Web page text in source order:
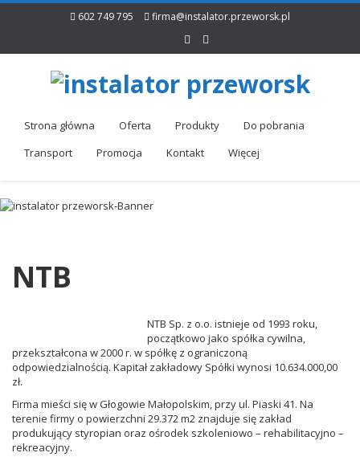
602 749 795 firma@instalator.przeworsk.pl
Strona główna Oferta Produkty
Do pobrania
Transport
Promocja Kontakt Więcej
NTB
NTB Sp. z o.o. istnieje od 1993 roku,
początkowo jako spółka cywilna,
przekształcona w 2000 r. w spółkę z ograniczoną
odpowiedzialnością. Kapitał zakładowy Spółki wynosi 10.634.000,00
zł.
Firma mieści się w Głogowie Małopolskim, przy ul. Piaski 41. Na
terenie firmy o powierzchni 29.372 m2 znajduje się zakład
produkujący styropian oraz ośrodek szkoleniowo – rehabilitacyjno –
rekreacyjny.